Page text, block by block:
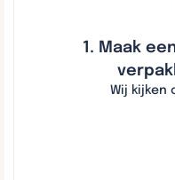
1. Maak
Wij kijken